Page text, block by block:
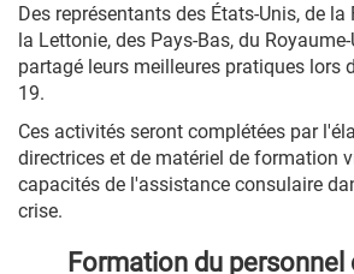
Des représentants des États-Unis, de la
la Lettonie, des Pays-Bas, du
partagé leurs meilleures pratiques lors
19.
Ces activités seront complétées par
directrices et de matériel de formation
capacités de l'assistance consulaire
crise.
Formation du